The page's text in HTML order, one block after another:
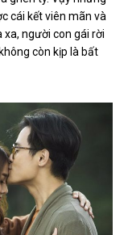
cái kết viên mãn và
xa, người con gái rời
còn kịp là bất